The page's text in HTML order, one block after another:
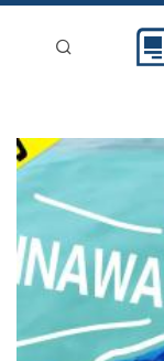
新聞稿分類
刊登